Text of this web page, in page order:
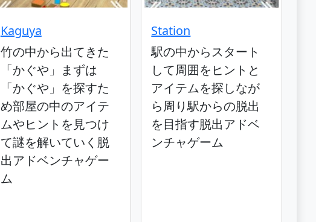
Kaguya
竹の中から出てきた
「かぐや」まずは
「かぐや」を探すた
め部屋の中のアイテ
ムやヒントを見つけ
て謎を解いていく脱
出アドベンチャゲー
ム
Station
駅の中からスタート
して周囲をヒントと
アイテムを探しなが
ら周り駅からの脱出
を目指す脱出アドベ
ンチャゲーム